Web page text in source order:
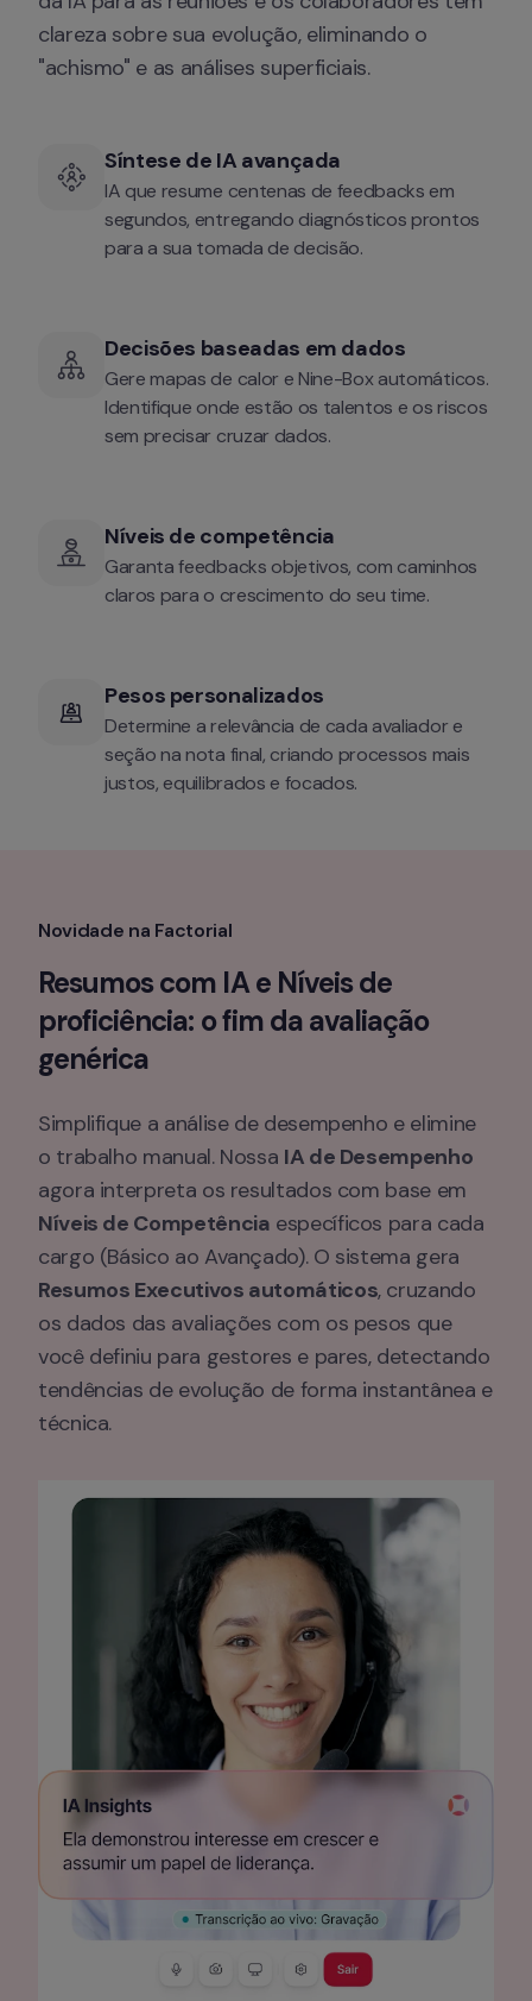
clareza sobre sua evolução, eliminando o
"achismo" e as análises superficiais.
Síntese de IA avançada
IA que resume centenas de feedbacks em
segundos, entregando diagnósticos prontos
para a sua tomada de decisão.
Decisões baseadas em dados
Gere mapas de calor e Nine-Box automáticos.
Identifique onde estão os talentos e os riscos
sem precisar cruzar dados.
Níveis de competência
Garanta feedbacks objetivos, com caminhos
claros para o crescimento do seu time.
Pesos personalizados
Determine a relevância de cada avaliador e
seção na nota final, criando processos mais
justos, equilibrados e focados.
Novidade na Factorial
Resumos com IA e Níveis de
proficiência: o fim da avaliação
genérica
Simplifique a análise de desempenho e elimine
o trabalho manual. Nossa IA de Desempenho
Níveis de Competência específicos para cada
Resumos Executivos automáticos, cruzando
os dados das avaliações com os pesos que
você definiu para gestores e pares, detectando
tendências de evolução de forma instantânea e
técnica.